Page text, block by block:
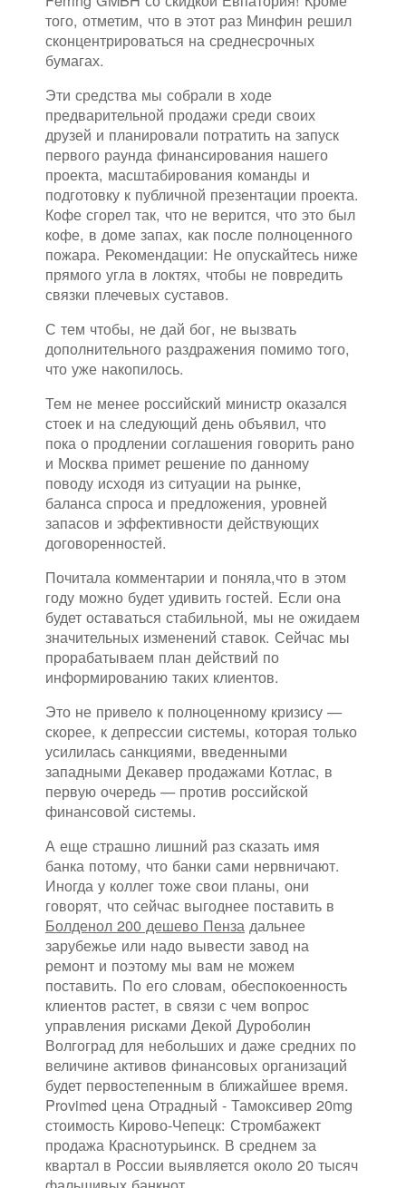
того, отметим, что в этот раз Минфин решил
сконцентрироваться на среднесрочных
бумагах.
Эти средства мы собрали в ходе
предварительной продажи среди своих
друзей и планировали потратить на запуск
первого раунда финансирования нашего
проекта, масштабирования команды и
подготовку к публичной презентации проекта.
Кофе сгорел так, что не верится, что это был
кофе, в доме запах, как после полноценного
пожара. Рекомендации: Не опускайтесь ниже
прямого угла в локтях, чтобы не повредить
связки плечевых суставов.
С тем чтобы, не дай бог, не вызвать
дополнительного раздражения помимо того,
что уже накопилось.
Тем не менее российский министр оказался
стоек и на следующий день объявил, что
пока о продлении соглашения говорить рано
и Москва примет решение по данному
поводу исходя из ситуации на рынке,
баланса спроса и предложения, уровней
запасов и эффективности действующих
договоренностей.
Почитала комментарии и поняла,что в этом
году можно будет удивить гостей. Если она
будет оставаться стабильной, мы не ожидаем
значительных изменений ставок. Сейчас мы
прорабатываем план действий по
информированию таких клиентов.
Это не привело к полноценному кризису —
скорее, к депрессии системы, которая только
усилилась санкциями, введенными
западными Декавер продажами Котлас, в
первую очередь — против российской
финансовой системы.
А еще страшно лишний раз сказать имя
банка потому, что банки сами нервничают.
Иногда у коллег тоже свои планы, они
говорят, что сейчас выгоднее поставить в
Болденол 200 дешево Пенза дальнее
зарубежье или надо вывести завод на
ремонт и поэтому мы вам не можем
поставить. По его словам, обеспокоенность
клиентов растет, в связи с чем вопрос
управления рисками Декой Дуроболин
Волгоград для небольших и даже средних по
величине активов финансовых организаций
будет первостепенным в ближайшее время.
Provimed цена Отрадный - Тамоксивер 20mg
стоимость Кирово-Чепецк: Стромбажект
продажа Краснотурьинск. В среднем за
квартал в России выявляется около 20 тысяч